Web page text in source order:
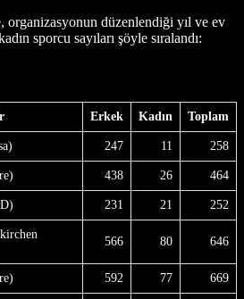
organizasyonun düzenlendiği yıl ve ev
sporcu sayıları şöyle sıralandı:
Erkek Kadın Toplam
247 11 258
438 26 464
231 21 252
566 80 646
592 77 669